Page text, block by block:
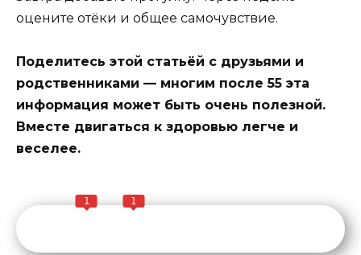
оцените отёки и общее самочувствие.
Поделитесь этой статьёй с друзьями и
родственниками — многим после 55 эта
информация может быть очень полезной.
Вместе двигаться к здоровью легче и
веселее.
1 1